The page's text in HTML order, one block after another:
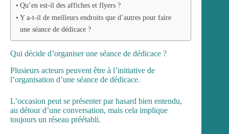
Qu’en est-il des affiches et flyers ?
Y a-t-il de meilleurs endroits que d’autres pour faire
une séance de dédicace ?
Qui décide d’organiser une séance de dédicace ?
Plusieurs acteurs peuvent être à l’initiative de
l’organisation d’une séance de dédicace.
L’occasion peut se présenter par hasard bien entendu,
au détour d’une conversation, mais cela implique
toujours un réseau préétabli.